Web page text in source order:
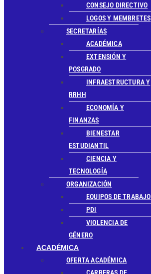
CONSEJO DIRECTIVO
LOGOS Y MEMBRETES
SECRETARÍAS
ACADÉMICA
EXTENSIÓN Y
POSGRADO
INFRAESTRUCTURA Y
RRHH
ECONOMÍA Y
FINANZAS
BIENESTAR
ESTUDIANTIL
CIENCIA Y
TECNOLOGÍA
ORGANIZACIÓN
EQUIPOS DE TRABAJO
PDI
VIOLENCIA DE
GÉNERO
ACADÉMICA
OFERTA ACADÉMICA
CARRERAS DE